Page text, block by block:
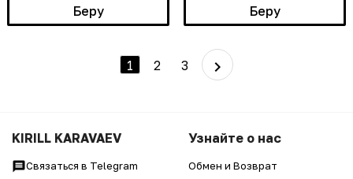
Беру Беру
1 2 3
KIRILL KARAVAEV
Связаться в Telegram
Узнайте о нас
Обмен и Возврат